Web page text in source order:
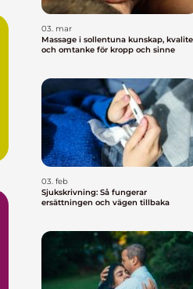
03. mar
Massage i sollentuna kunskap, kvalitet
och omtanke för kropp och sinne
03. feb
Sjukskrivning: Så fungerar
ersättningen och vägen tillbaka